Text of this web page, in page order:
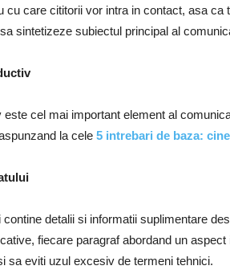
cu care cititorii vor intra in contact, asa
sintetizeze subiectul principal al
este cel mai important element al
la cele 5 intrebari de baza:
detalii si informatii suplimentare
fiecare paragraf abordand un
sa eviti uzul excesiv de termeni tehnici.